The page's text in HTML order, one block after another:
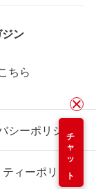
チャット
ン
ちら
シーポリシー
ィーポリシー